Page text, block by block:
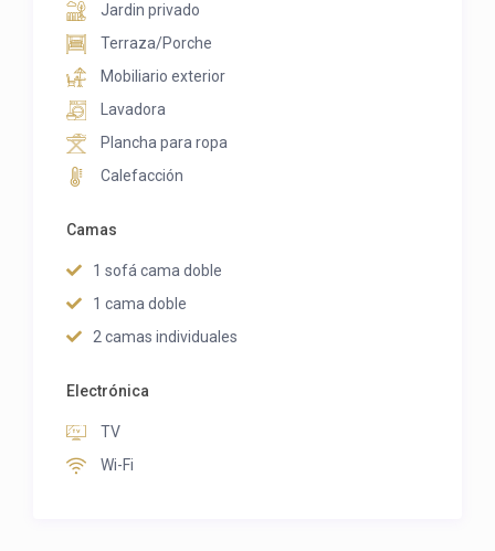
Jardin privado
Terraza/Porche
Mobiliario exterior
Lavadora
Plancha para ropa
Calefacción
Camas
1 sofá cama doble
1 cama doble
2 camas individuales
Electrónica
TV
Wi-Fi